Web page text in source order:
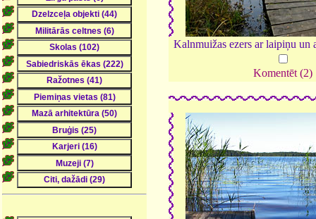
Kalnmuižas ezers ar laipiņu un
Komentēt (2)